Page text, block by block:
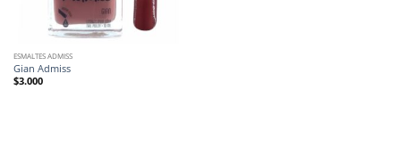
ESMALTES ADMISS
Gian Admiss
$3.000